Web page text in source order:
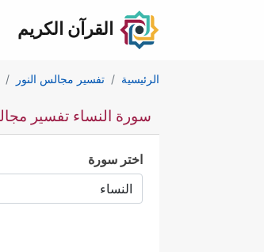
القرآن الكريم
الرئيسية تفسير مجالس النور
سورة النساء تفسير مجالس
اختر سورة